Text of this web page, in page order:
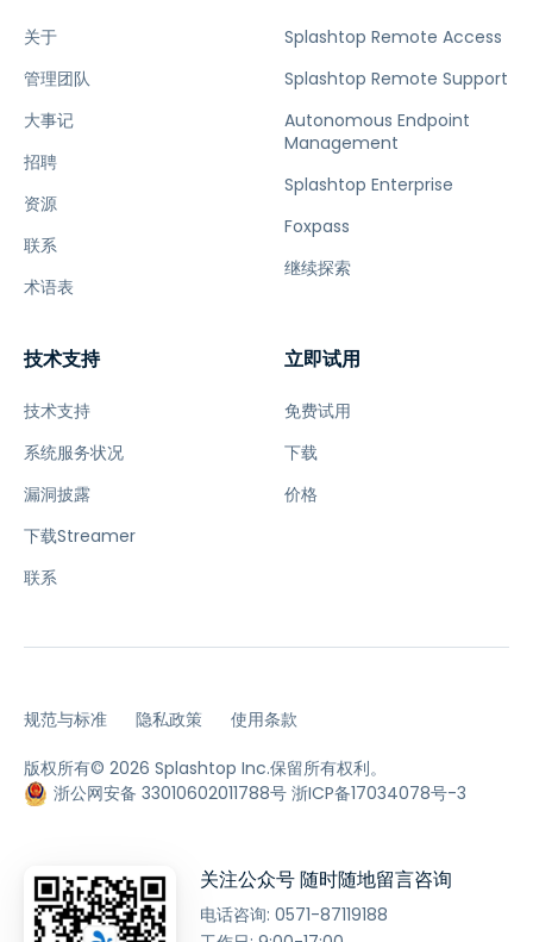
关于
管理团队
大事记
招聘
资源
联系
术语表
Splashtop Remote Access
Splashtop Remote Support
Autonomous Endpoint
Management
Splashtop Enterprise
Foxpass
继续探索
技术支持
技术支持
系统服务状况
漏洞披露
下载Streamer
联系
立即试用
免费试用
下载
价格
规范与标准 隐私政策 使用条款
版权所有© 2026 Splashtop Inc.保留所有权利。
浙公网安备 33010602011788号 浙ICP备17034078号-3
关注公众号 随时随地留言咨询
电话咨询: 0571-87119188